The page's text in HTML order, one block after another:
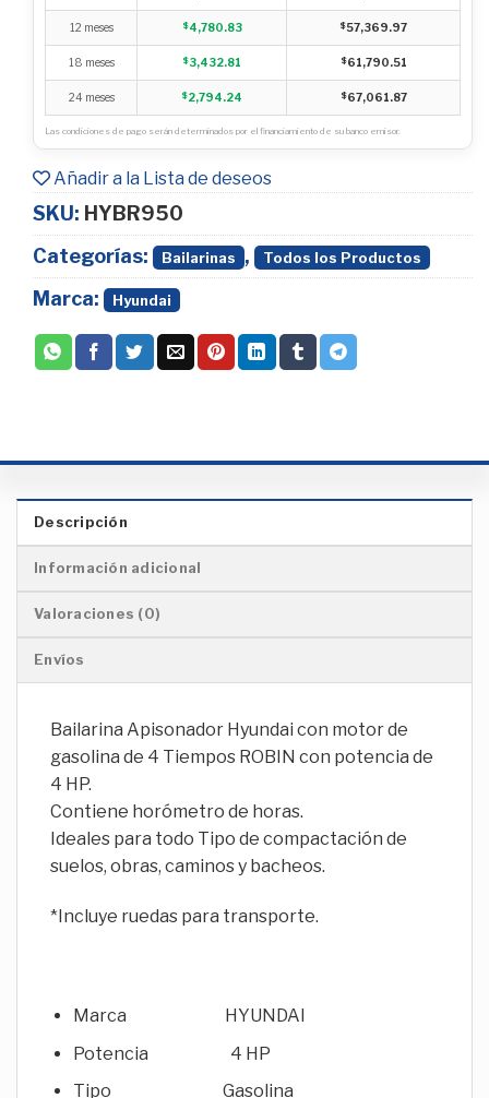
12 meses $4,780.83 $57,369.97
18 meses $3,432.81 $61,790.51
24 meses $2,794.24 $67,061.87
Las condiciones de pago serán determinados por el financiamiento de su banco emisor.
Añadir a la Lista de deseos
SKU: HYBR950
Categorías:
Bailarinas , Todos los Productos
Marca: Hyundai
Descripción
Información adicional
Valoraciones (0)
Envíos
Bailarina Apisonador Hyundai con motor de
gasolina de 4 Tiempos ROBIN con potencia de
4 HP.
Contiene horómetro de horas.
Ideales para todo Tipo de compactación de
suelos, obras, caminos y bacheos.
*Incluye ruedas para transporte.
Marca HYUNDAI
Potencia 4 HP
Tipo Gasolina